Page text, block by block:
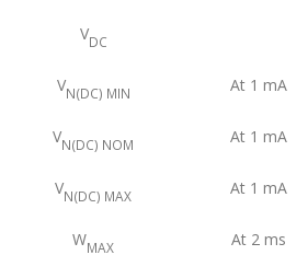
VDC
VN(DC) MIN At 1 mA
VN(DC) NOM At 1 mA
VN(DC) MAX At 1 mA
WMAX At 2 ms